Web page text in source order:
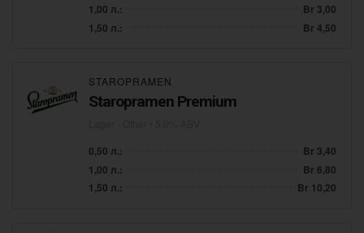
1,00 л.:
Br 3,00
1,50 л.:
Br 4,50
STAROPRAMEN
Staropramen Premium
0,50 л.:
Br 3,40
1,00 л.:
Br 6,80
1,50 л.:
Br 10,20